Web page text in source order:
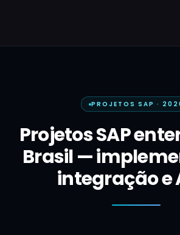
PROJETOS SAP ·
Projetos SAP
Brasil —
integração e